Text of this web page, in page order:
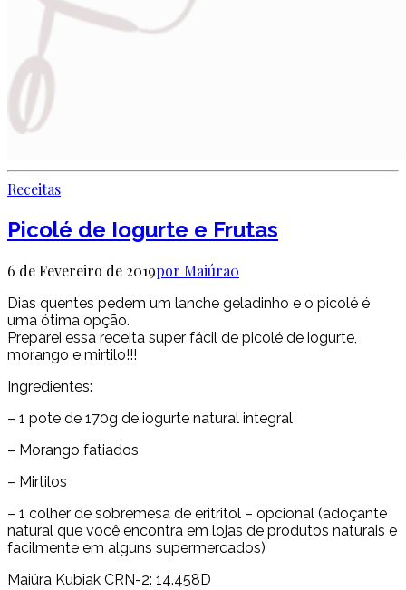
Receitas
Picolé de Iogurte e Frutas
6 de Fevereiro de 2019por Maiúra0
Dias quentes pedem um lanche geladinho e o picolé é
uma ótima opção.
Preparei essa receita super fácil de picolé de iogurte,
morango e mirtilo!!!
Ingredientes:
– 1 pote de 170g de iogurte natural integral
– Morango fatiados
– Mirtilos
– 1 colher de sobremesa de eritritol – opcional (adoçante
natural que você encontra em lojas de produtos naturais e
facilmente em alguns supermercados)
Maiúra Kubiak CRN-2: 14.458D